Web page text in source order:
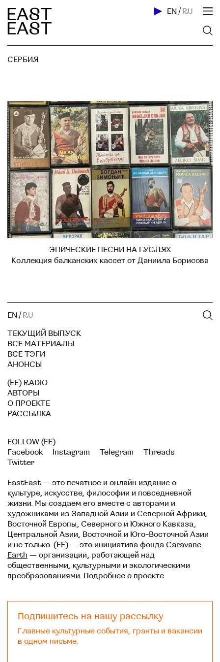
EN / RU
СЕРБИЯ
ЭПИЧЕСКИЕ ПЕСНИ НА ГУСЛЯХ
Коллекция балканских кассет от Даниила Борисова
EN / RU
ТЕКУЩИЙ ВЫПУСК
ВСЕ МАТЕРИАЛЫ
ВСЕ ТЭГИ
АНОНСЫ
(EE) RADIO
АВТОРЫ
О ПРОЕКТЕ
РАССЫЛКА
FOLLOW (EE)
Facebook
Instagram Telegram
Threads
Twitter
EastEast — это печатное и онлайн издание о
культуре, искусстве, философии и повседневной
жизни. Мы создаем его вместе с авторами и
художниками из Западной Азии и Северной Африки,
Восточной Европы, Северного и Южного Кавказа,
Центральной Азии, Восточной и Юго-Восточной Азии
и не только. (EE) — это инициатива фонда Caravane
Earth — организации, работающей над
общественными, культурными и экологическими
преобразованиями. Подробнее о проекте
Подпишитесь на нашу рассылку
Главные культурные события, гранты и вакансии
в одном письме.